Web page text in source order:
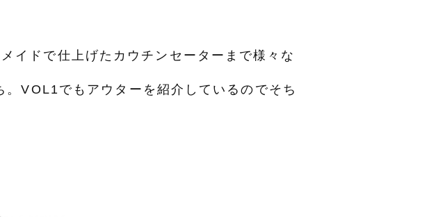
イドで仕上げたカウチンセーターまで様々な
VOL1でもアウターを紹介しているのでそち